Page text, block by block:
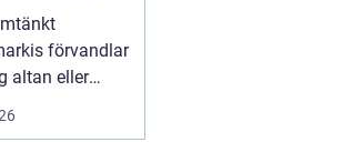
komfort på
förvandlar
altan eller
till ett extra rum
I